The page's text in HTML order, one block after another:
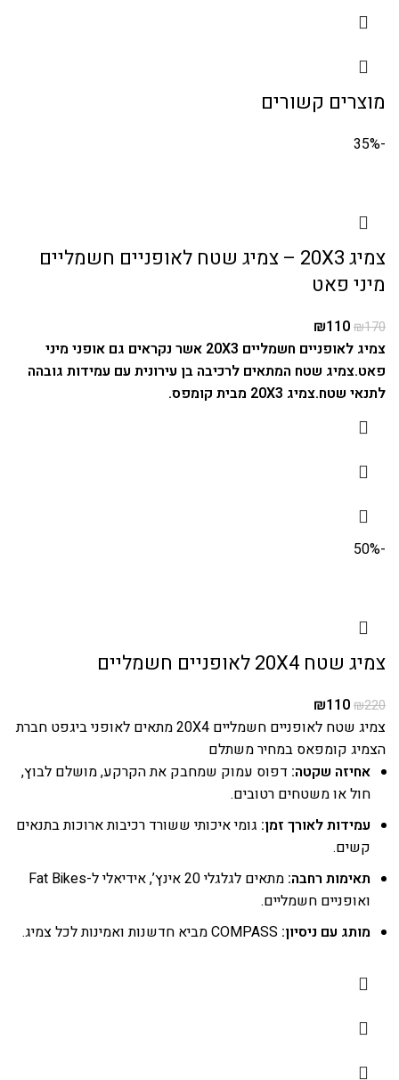
מוצרים קשורים
-35%
צמיג 20X3 – צמיג שטח לאופניים חשמליים
מיני פאט
₪170
₪110
צמיג לאופניים חשמליים 20X3 אשר נקראים גם אופני מיני
פאט.צמיג שטח המתאים לרכיבה בן עירונית עם עמידות גובהה
לתנאי שטח.צמיג 20X3 מבית קומפס.
-50%
צמיג שטח 20X4 לאופניים חשמליים
₪220
₪110
צמיג שטח לאופניים חשמליים 20X4 מתאים לאופני ביגפט חברת
הצמיג קומפאס במחיר משתלם
אחיזה שקטה: דפוס עמוק שמחבק את הקרקע, מושלם לבוץ,
חול או משטחים רטובים.
עמידות לאורך זמן: גומי איכותי ששורד רכיבות ארוכות בתנאים
קשים.
תאימות רחבה:
מתאים לגלגלי 20 אינץ’, אידיאלי ל-Fat Bikes
ואופניים חשמליים.
מותג עם ניסיון: